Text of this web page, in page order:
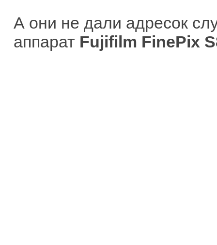
А они не дали адресок
аппарат Fujifilm FinePix